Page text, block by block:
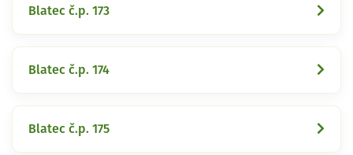
Blatec č.p. 173
Blatec č.p. 174
Blatec č.p. 175